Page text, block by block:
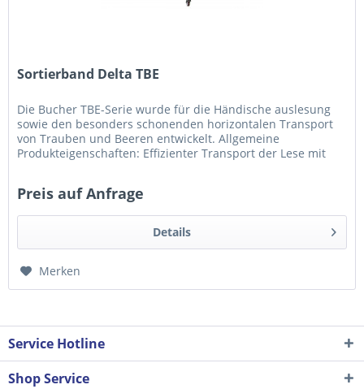
Sortierband Delta TBE
Die Bucher TBE-Serie wurde für die Händische auslesung
sowie den besonders schonenden horizontalen Transport
von Trauben und Beeren entwickelt. Allgemeine
Produkteigenschaften: Effizienter Transport der Lese mit
Preis auf Anfrage
Details
Merken
Service Hotline
Shop Service